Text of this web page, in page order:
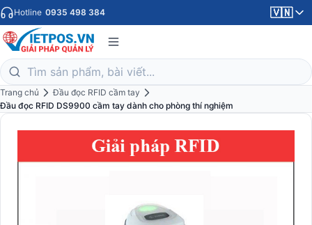
Hotline 0935 498 384 🇻🇳
Trang chủ
Đầu đọc RFID cầm tay
Đầu đọc RFID DS9900 cầm tay dành cho phòng thí nghiệm